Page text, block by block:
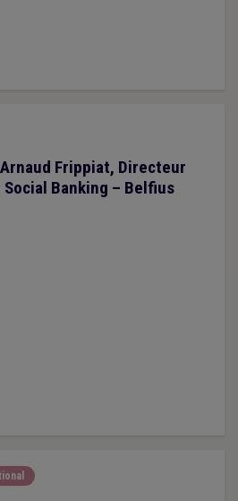
Frippiat, Directeur
Banking – Belfius